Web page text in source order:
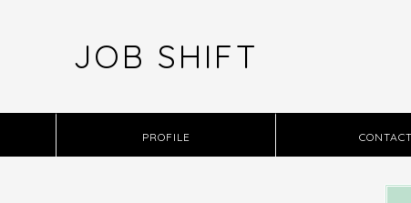
JOB SHIFT
PROFILE CONTACT